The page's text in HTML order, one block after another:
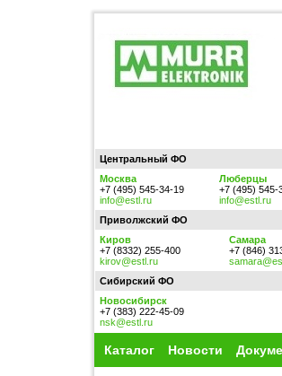
Центральный ФО
Москва
+7 (495) 545-34-19
info@estl.ru
Люберцы
+7 (495) 545-
info@estl.ru
Приволжский ФО
Киров
+7 (8332) 255-400
kirov@estl.ru
Самара
+7 (846)
Сибирский ФО
Новосибирск
+7 (383) 222-45-09
nsk@estl.ru
Каталог Новости